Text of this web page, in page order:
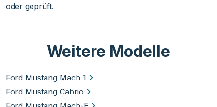
oder geprüft.
Weitere Modelle
Ford Mustang Mach 1
Ford Mustang Cabrio